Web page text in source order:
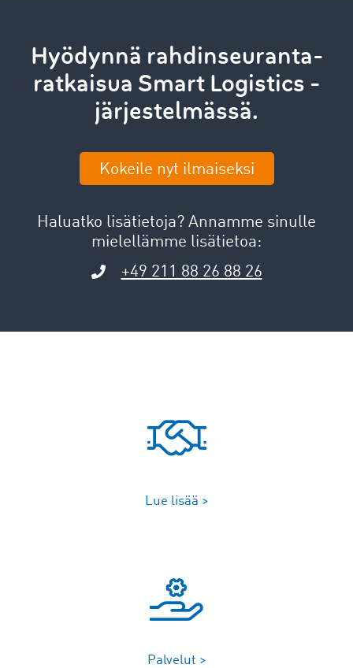
Hyödynnä rahdinseuranta-
ratkaisua Smart Logistics -
järjestelmässä.
Kokeile nyt ilmaiseksi
Haluatko lisätietoja? Annamme sinulle
mielellämme lisätietoa:
+49 211 88 26 88 26
Lue lisää >
Palvelut >